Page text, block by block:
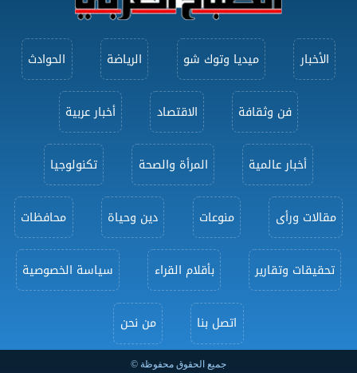
الأخبار ميديا وتوك شو الرياضة الحوادث
فن وثقافة الاقتصاد أخبار عربية
أخبار عالمية المرأة والصحة تكنولوجيا
مقالات ورأى منوعات دين وحياة محافظات
تحقيقات وتقارير بأقلام القراء سياسة الخصوصية
اتصل بنا من نحن
جميع الحقوق محفوظة ©